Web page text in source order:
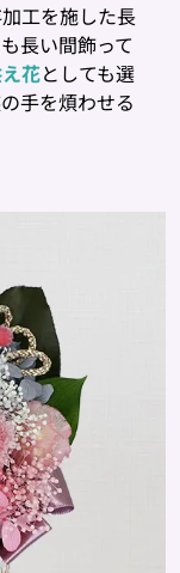
工を施した長
長い間飾って
花としても選
手を煩わせる